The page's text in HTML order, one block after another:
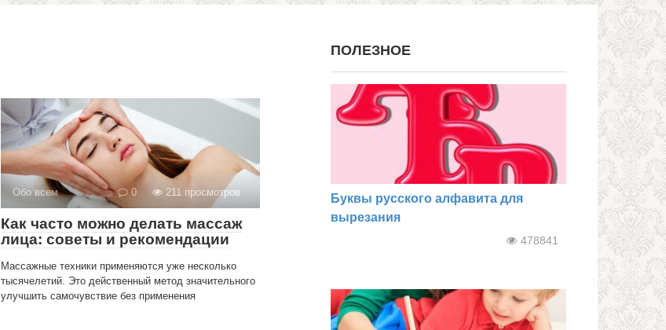
Обо всем 0 211 просмотров
Как часто можно делать массаж
лица: советы и рекомендации
Массажные техники применяются уже несколько
тысячелетий. Это действенный метод значительного
улучшить самочувствие без применения
ПОЛЕЗНОЕ
Буквы русского алфавита для
вырезания
478841